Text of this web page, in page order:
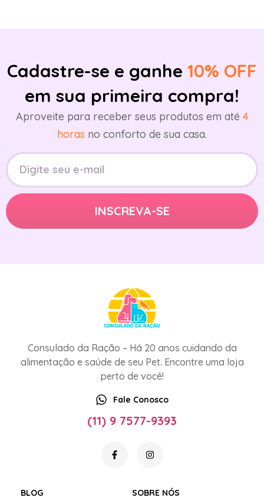
Cadastre-se e ganhe 10% OFF
em sua primeira compra!
Aproveite para receber seus produtos em até 4
horas no conforto de sua casa.
Consulado da Ração – Há 20 anos cuidando da
alimentação e saúde de seu Pet. Encontre uma loja
perto de você!
Fale Conosco
(11) 9 7577-9393
BLOG
SOBRE NÓS